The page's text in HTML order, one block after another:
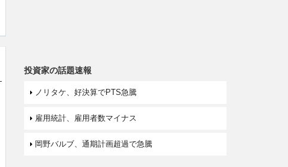
投資家の話題速報
ノリタケ、好決算でPTS急騰
雇用統計、雇用者数マイナス
岡野バルブ、通期計画超過で急騰